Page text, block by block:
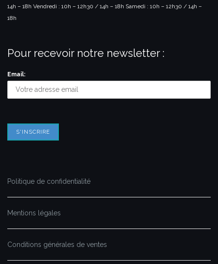
14h – 18h Vendredi : 10h – 12h30 / 14h – 18h Samedi : 10h – 12h30 / 14h –
18h
Pour recevoir notre newsletter :
Email:
Politique de confidentialité
Mentions légales
Conditions générales de ventes